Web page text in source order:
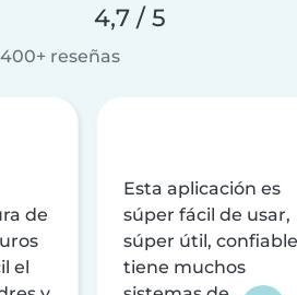
4,7 / 5
reseñas
de
el
Esta aplicación es
súper fácil de usar,
súper útil,
tiene muchos